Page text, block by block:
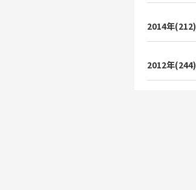
2014年(212)
2012年(244)